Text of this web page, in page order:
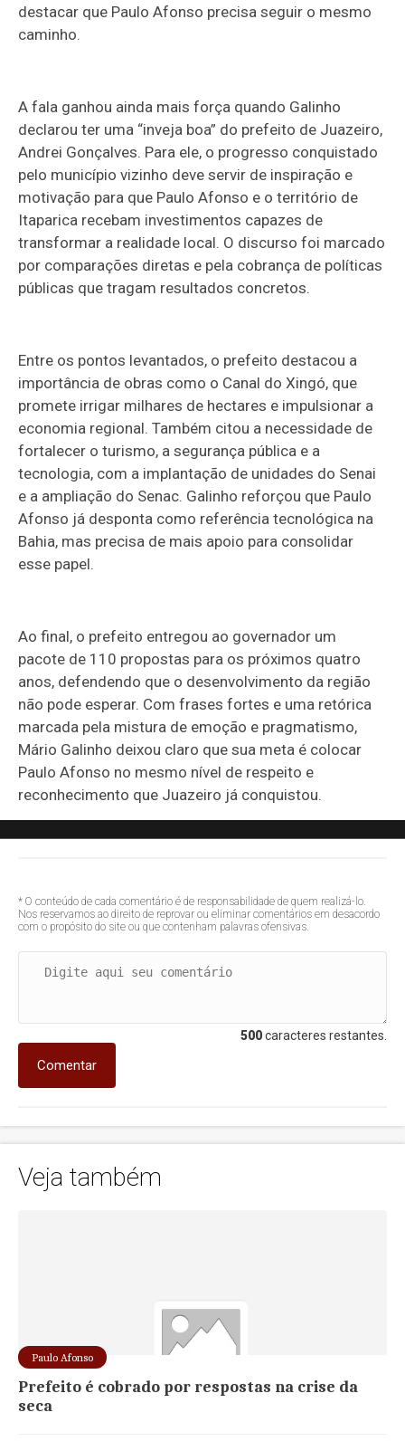
destacar que Paulo Afonso precisa seguir o mesmo
caminho.
A fala ganhou ainda mais força quando Galinho
declarou ter uma “inveja boa” do prefeito de Juazeiro,
Andrei Gonçalves. Para ele, o progresso conquistado
pelo município vizinho deve servir de inspiração e
motivação para que Paulo Afonso e o território de
Itaparica recebam investimentos capazes de
transformar a realidade local. O discurso foi marcado
por comparações diretas e pela cobrança de políticas
públicas que tragam resultados concretos.
Entre os pontos levantados, o prefeito destacou a
importância de obras como o Canal do Xingó, que
promete irrigar milhares de hectares e impulsionar a
economia regional. Também citou a necessidade de
fortalecer o turismo, a segurança pública e a
tecnologia, com a implantação de unidades do Senai
e a ampliação do Senac. Galinho reforçou que Paulo
Afonso já desponta como referência tecnológica na
Bahia, mas precisa de mais apoio para consolidar
esse papel.
Ao final, o prefeito entregou ao governador um
pacote de 110 propostas para os próximos quatro
anos, defendendo que o desenvolvimento da região
não pode esperar. Com frases fortes e uma retórica
marcada pela mistura de emoção e pragmatismo,
Mário Galinho deixou claro que sua meta é colocar
Paulo Afonso no mesmo nível de respeito e
reconhecimento que Juazeiro já conquistou.
* O conteúdo de cada comentário é de responsabilidade de quem realizá-lo.
Nos reservamos ao direito de reprovar ou eliminar comentários em desacordo
com o propósito do site ou que contenham palavras ofensivas.
500caracteres restantes.
Comentar
Veja também
Paulo Afonso
Prefeito é cobrado por respostas na crise da
seca